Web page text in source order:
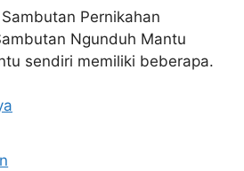
Pernikahan
Ngunduh Mantu
sendiri memiliki beberapa.